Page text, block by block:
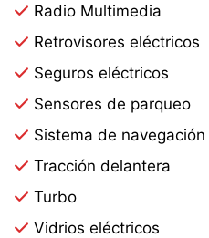
Radio Multimedia
Retrovisores eléctricos
Seguros eléctricos
Sensores de parqueo
Sistema de navegación
Tracción delantera
Turbo
Vidrios eléctricos